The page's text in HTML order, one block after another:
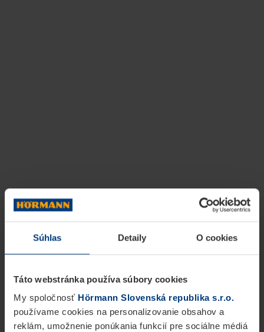
Súhlas Detaily O cookies
Táto webstránka používa súbory cookies
My spoločnosť Hörmann Slovenská republika s.r.o.
používame cookies na personalizovanie obsahov a
reklám, umožnenie ponúkania funkcií pre sociálne médiá